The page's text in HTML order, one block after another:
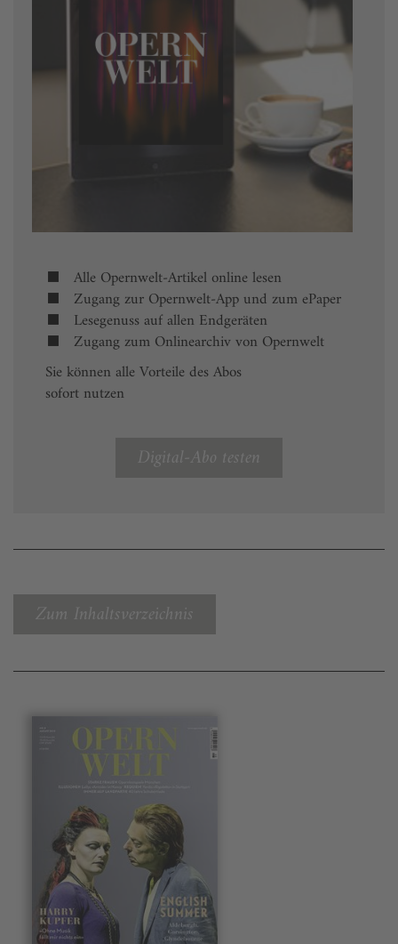
Alle Opernwelt-Artikel online lesen
Zugang zur Opernwelt-App und zum ePaper
Lesegenuss auf allen Endgeräten
Zugang zum Onlinearchiv von Opernwelt
Sie können alle Vorteile des Abos
sofort nutzen
Digital-Abo testen
Zum Inhaltsverzeichnis